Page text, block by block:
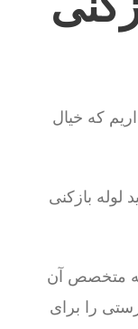
که خیال
بازکنی
به متخصص آن
را برای